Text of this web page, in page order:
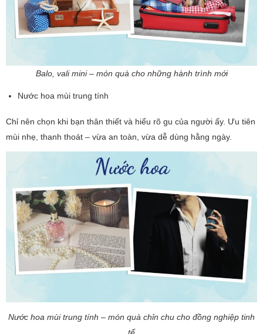
Balo, vali mini – món quà cho những hành trình mới
Nước hoa mùi trung tính
Chỉ nên chọn khi bạn thân thiết và hiểu rõ gu của người ấy. Ưu tiên
mùi nhẹ, thanh thoát – vừa an toàn, vừa dễ dùng hằng ngày.
Nước hoa mùi trung tính – món quà chỉn chu cho đồng nghiệp tinh